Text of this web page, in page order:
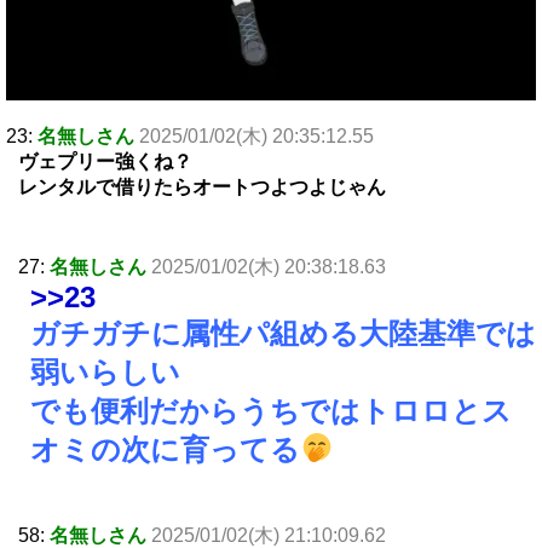
23: 名無しさん 2025/01/02(木) 20:35:12.55
ヴェプリー強くね？
レンタルで借りたらオートつよつよじゃん
27: 名無しさん 2025/01/02(木) 20:38:18.63
>>23
ガチガチに属性パ組める大陸基準では
弱いらしい
でも便利だからうちではトロロとス
オミの次に育ってる
58: 名無しさん 2025/01/02(木) 21:10:09.62